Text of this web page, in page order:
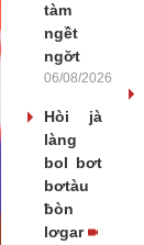
tàm
ngềt
ngơ̆t
06/08/2026
Hòi jà
làng
bol bơt
bơtàu
ƀòn
lơgar